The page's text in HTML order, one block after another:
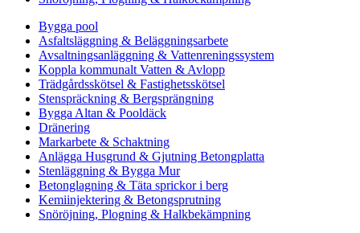
Bygga pool
Asfaltsläggning & Beläggningsarbete
Avsaltningsanläggning & Vattenreningssystem
Koppla kommunalt Vatten & Avlopp
Trädgårdsskötsel & Fastighetsskötsel
Stenspräckning & Bergsprängning
Bygga Altan & Pooldäck
Dränering
Markarbete & Schaktning
Anlägga Husgrund & Gjutning Betongplatta
Stenläggning & Bygga Mur
Betonglagning & Täta sprickor i berg
Kemiinjektering & Betongsprutning
Snöröjning, Plogning & Halkbekämpning